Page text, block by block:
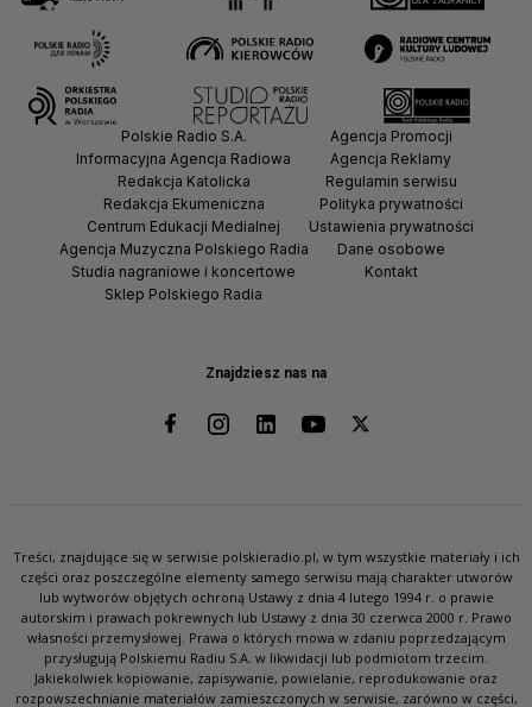
Znajdziesz nas na
Polskie Radio S.A.
Informacyjna Agencja Radiowa
Redakcja Katolicka
Redakcja Ekumeniczna
Centrum Edukacji Medialnej
Agencja Muzyczna Polskiego Radia
Studia nagraniowe i koncertowe
Sklep Polskiego Radia
Agencja Promocji
Agencja Reklamy
Regulamin serwisu
Polityka prywatności
Ustawienia prywatności
Dane osobowe
Kontakt
Treści, znajdujące się w serwisie polskieradio.pl, w tym wszystkie materiały i ich
części oraz poszczególne elementy samego serwisu mają charakter utworów
lub wytworów objętych ochroną Ustawy z dnia 4 lutego 1994 r. o prawie
autorskim i prawach pokrewnych lub Ustawy z dnia 30 czerwca 2000 r. Prawo
własności przemysłowej. Prawa o których mowa w zdaniu poprzedzającym
przysługują Polskiemu Radiu S.A. w likwidacji lub podmiotom trzecim.
Jakiekolwiek kopiowanie, zapisywanie, powielanie, reprodukowanie oraz
rozpowszechnianie materiałów zamieszczonych w serwisie, zarówno w części,